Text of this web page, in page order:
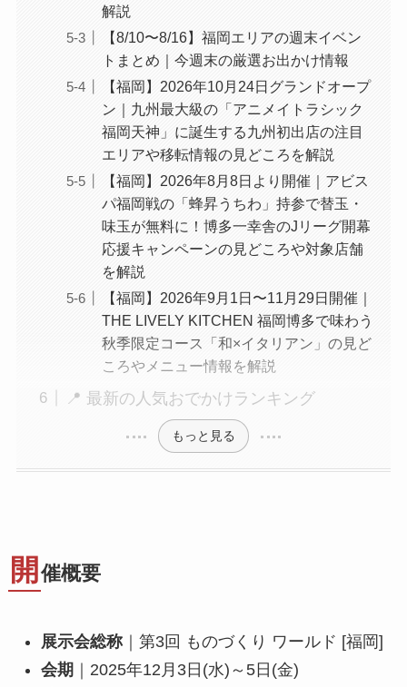
解説
【8/10〜8/16】福岡エリアの週末イベン
トまとめ｜今週末の厳選お出かけ情報
【福岡】2026年10月24日グランドオープ
ン｜九州最大級の「アニメイトラシック
福岡天神」に誕生する九州初出店の注目
エリアや移転情報の見どころを解説
【福岡】2026年8月8日より開催｜アビス
パ福岡戦の「蜂昇うちわ」持参で替玉・
味玉が無料に！博多一幸舎のJリーグ開幕
応援キャンペーンの見どころや対象店舗
を解説
【福岡】2026年9月1日〜11月29日開催｜
THE LIVELY KITCHEN 福岡博多で味わう
秋季限定コース「和×イタリアン」の見ど
ころやメニュー情報を解説
📍 最新の人気おでかけランキング
もっと見る
開 催概要
展示会総称｜第3回 ものづくり ワールド [福岡]
会期 ｜2025年12月3日(水)～5日(金)